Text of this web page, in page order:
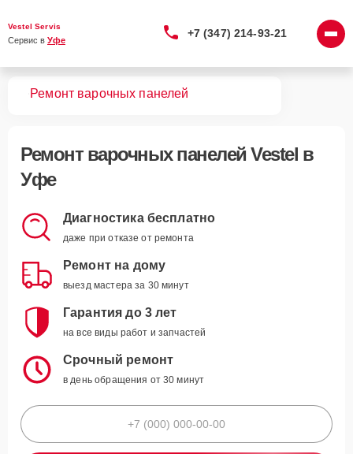
Vestel Servis
Сервис в Уфе
+7 (347) 214-93-21
Ремонт варочных панелей
Ремонт варочных панелей Vestel в
Уфе
Диагностика бесплатно
даже при отказе от ремонта
Ремонт на дому
выезд мастера за 30 минут
Гарантия до 3 лет
на все виды работ и запчастей
Срочный ремонт
в день обращения от 30 минут